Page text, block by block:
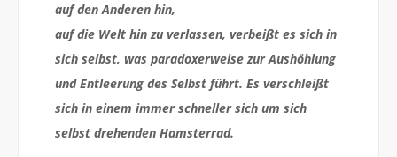
auf den Anderen hin,
auf die Welt hin zu verlassen, verbeißt es sich in
sich selbst, was paradoxerweise zur Aushöhlung
und Entleerung des Selbst führt. Es verschleißt
sich in einem immer schneller sich um sich
selbst drehenden Hamsterrad.